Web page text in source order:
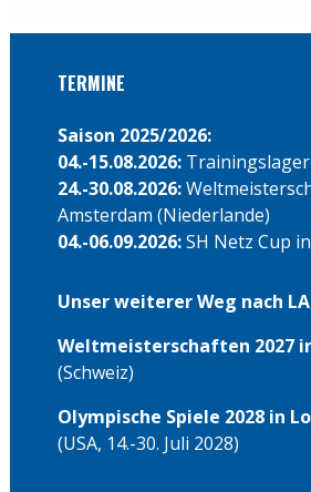
TERMINE
Saison 2025/2026:
04.-15.08.2026:
24.-30.08.2026:
Amsterdam (Niederlande)
04.-06.09.2026:SH Netz Cup
Unser weiterer Weg nach
Weltmeisterschaften 2027
(Schweiz)
Olympische Spiele 2028 in
(USA, 14.-30. Juli 2028)